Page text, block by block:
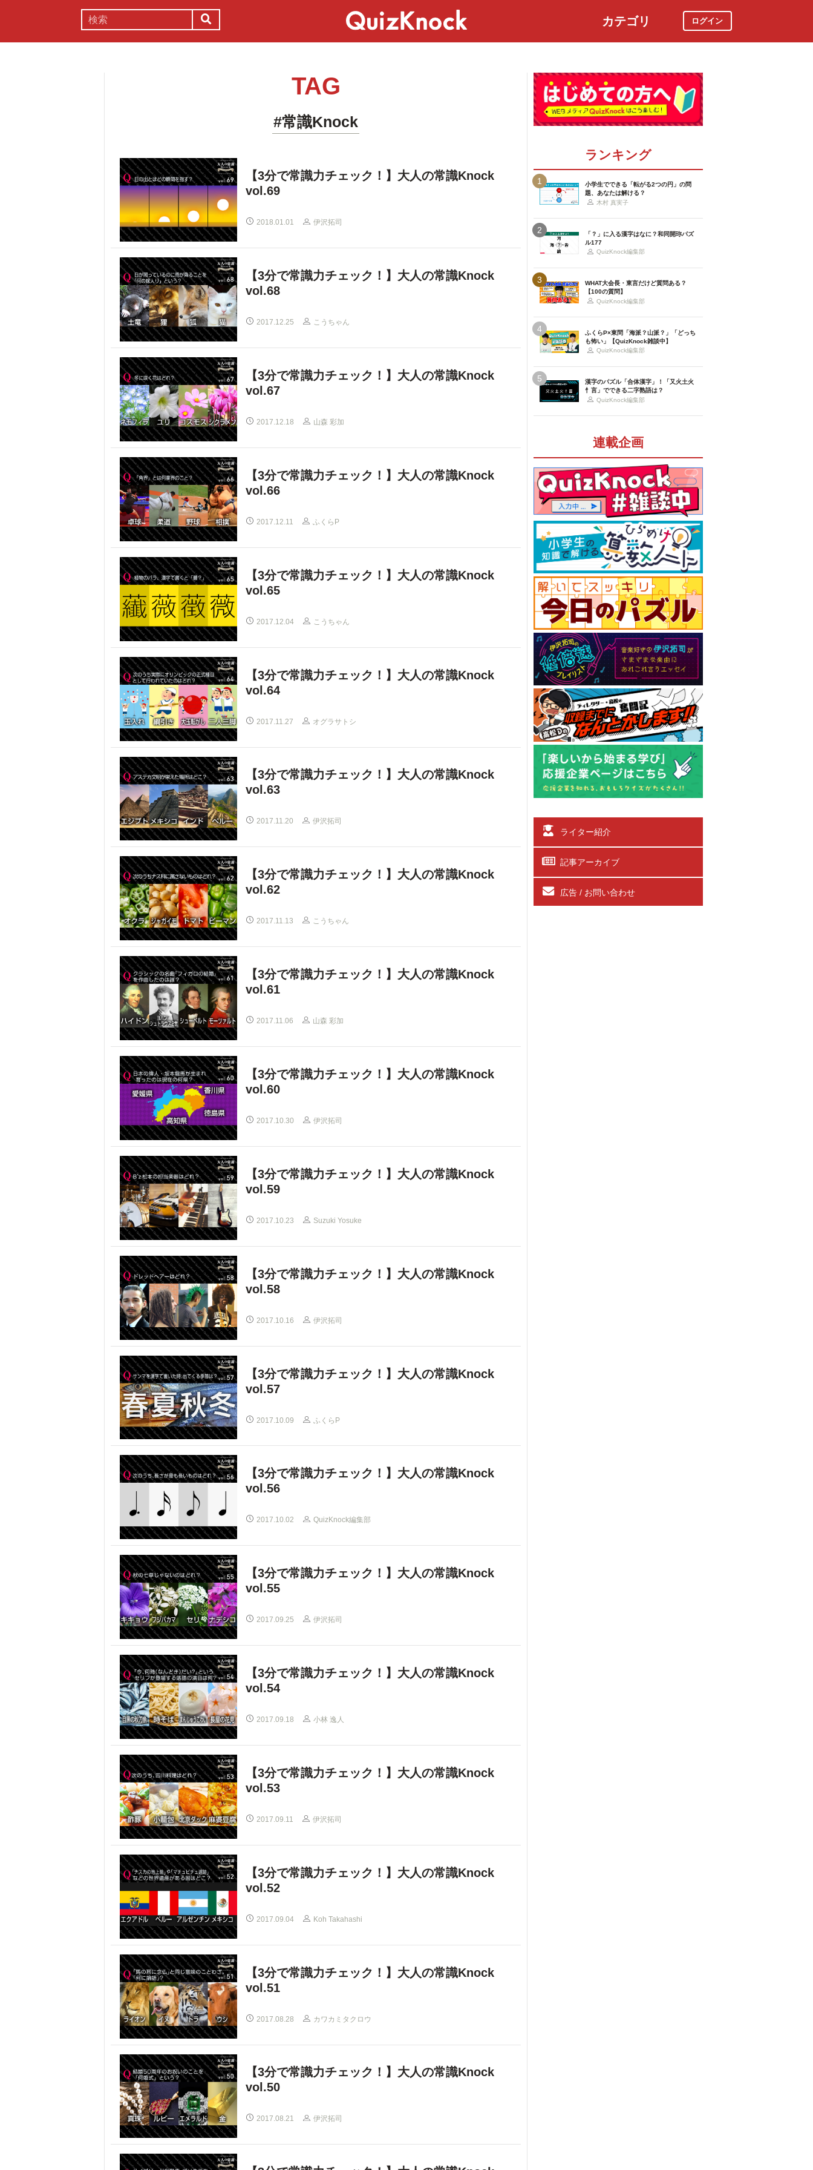
カテゴリ ログイン
TAG
#常識Knock
【3分で常識力チェック！】大人の常識Knock
vol.69
2018.01.01 伊沢拓司
【3分で常識力チェック！】大人の常識Knock
vol.68
2017.12.25 こうちゃん
【3分で常識力チェック！】大人の常識Knock
vol.67
2017.12.18 山森 彩加
【3分で常識力チェック！】大人の常識Knock
vol.66
2017.12.11 ふくらP
【3分で常識力チェック！】大人の常識Knock
vol.65
2017.12.04 こうちゃん
【3分で常識力チェック！】大人の常識Knock
vol.64
2017.11.27 オグラサトシ
【3分で常識力チェック！】大人の常識Knock
vol.63
2017.11.20 伊沢拓司
【3分で常識力チェック！】大人の常識Knock
vol.62
2017.11.13 こうちゃん
【3分で常識力チェック！】大人の常識Knock
vol.61
2017.11.06 山森 彩加
【3分で常識力チェック！】大人の常識Knock
vol.60
2017.10.30 伊沢拓司
【3分で常識力チェック！】大人の常識Knock
vol.59
2017.10.23 Suzuki Yosuke
【3分で常識力チェック！】大人の常識Knock
vol.58
2017.10.16 伊沢拓司
【3分で常識力チェック！】大人の常識Knock
vol.57
2017.10.09 ふくらP
【3分で常識力チェック！】大人の常識Knock
vol.56
2017.10.02 QuizKnock編集部
【3分で常識力チェック！】大人の常識Knock
vol.55
2017.09.25 伊沢拓司
【3分で常識力チェック！】大人の常識Knock
vol.54
2017.09.18 小林 逸人
【3分で常識力チェック！】大人の常識Knock
vol.53
2017.09.11 伊沢拓司
【3分で常識力チェック！】大人の常識Knock
vol.52
2017.09.04 Koh Takahashi
【3分で常識力チェック！】大人の常識Knock
vol.51
2017.08.28 カワカミタクロウ
【3分で常識力チェック！】大人の常識Knock
vol.50
2017.08.21 伊沢拓司
ランキング
1
小学生でできる「転がる2つの円」の問
題、あなたは解ける？
木村 真実子
2
「？」に入る漢字はなに？和同開珎パズ
ル177
QuizKnock編集部
3
WHAT大会長・東言だけど質問ある？
【100の質問】
QuizKnock編集部
4
ふくらP×東問「海派？山派？」「どっち
も怖い」【QuizKnock雑談中】
QuizKnock編集部
5
漢字のパズル「合体漢字」！「又火土火
忄言」でできる二字熟語は？
QuizKnock編集部
連載企画
ライター紹介
記事アーカイブ
広告 / お問い合わせ